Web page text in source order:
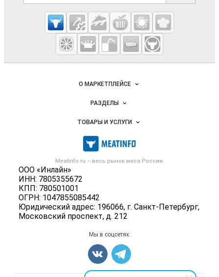
Cсылки на полезные проекты
Meatinfo.ru —
мясо и
мясопродукты
Важные разделы и контакты
Meatinfo.ru – весь рынок мяса России.
ООО «Инлайн»
ИНН: 7805355672
КПП: 780501001
ОГРН: 1047855085442
Юридический адрес: 196066, г. Санкт-Петербург,
Московский проспект, д. 212
Навигация по сайтуО МАРКЕТПЛЕЙСЕ
Новости Meatinfo.ru
Размещение рекламы
Публичная оферта
Контактная информация
Политика обработки персональных данных
РАЗДЕЛЫ
Объявления
Новости рынка
Мониторинг
Вакансии
ТОВАРЫ И УСЛУГИ
Мясо, мясопродукты
Скот в живом весе
Колбасы, сосиски, деликатесы
Мясные полуфабрикаты
Мясные снеки
Яйца
Карта объявлений
Мы в соцсетях: